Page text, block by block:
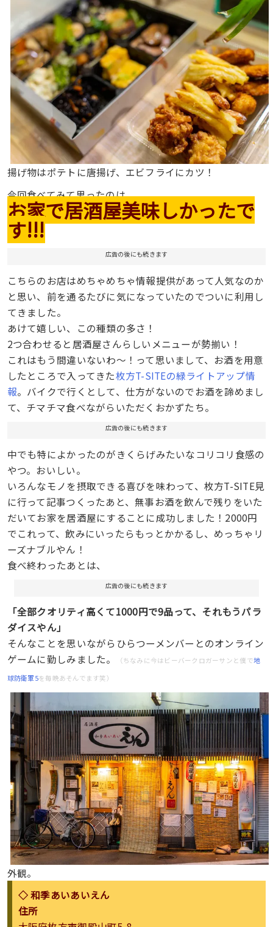
揚げ物はポテトに唐揚げ、エビフライにカツ！
今回食べてみて思ったのは、
お家で居酒屋美味しかったで
す!!!
広告の後にも続きます
こちらのお店はめちゃめちゃ情報提供があって人気なのか
と思い、前を通るたびに気になっていたのでついに利用し
てきました。
あけて嬉しい、この種類の多さ！
2つ合わせると居酒屋さんらしいメニューが勢揃い！
これはもう間違いないわ〜！って思いまして、お酒を用意
したところで入ってきた枚方T-SITEの緑ライトアップ情
報。バイクで行くとして、仕方がないのでお酒を諦めまし
て、チマチマ食べながらいただくおかずたち。
広告の後にも続きます
中でも特によかったのがきくらげみたいなコリコリ食感の
やつ。おいしい。
いろんなモノを摂取できる喜びを味わって、枚方T-SITE見
に行って記事つくったあと、無事お酒を飲んで残りをいた
だいてお家を居酒屋にすることに成功しました！2000円
でこれって、飲みにいったらもっとかかるし、めっちゃリ
ーズナブルやん！
食べ終わったあとは、
広告の後にも続きます
「全部クオリティ高くて1000円で9品って、それもうパラ
ダイスやん」
そんなことを思いながらひらつーメンバーとのオンライン
ゲームに勤しみました。
（ちなみに今はビーバークロガーサンと僕で地
球防衛軍5を毎晩あそんでます笑）
外観。
◇ 和季あいあいえん
住所